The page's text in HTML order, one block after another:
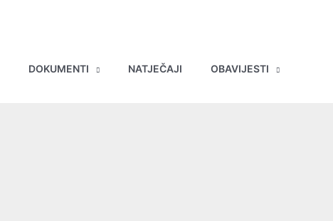
DOKUMENTI NATJEČAJI OBAVIJESTI